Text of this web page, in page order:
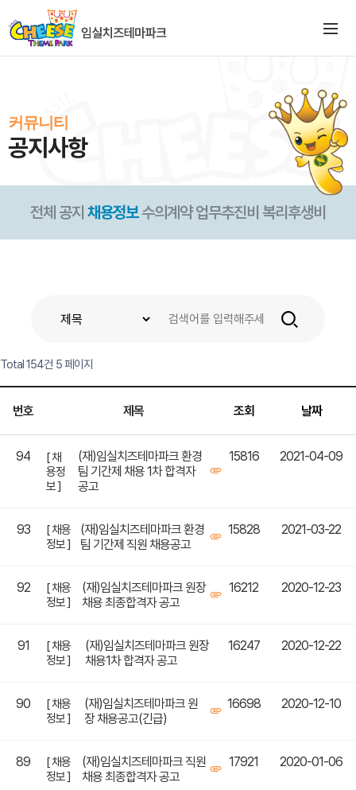
커뮤니티
공지사항
전체 공지 채용정보 수의계약 업무추진비 복리후생비
Total 154건 5 페이지
번호 제목 조회 날짜
94
[ 채
용정
보 ]
(재)임실치즈테마파크 환경
팀 기간제 채용 1차 합격자
공고
15816 2021-04-09
93
[ 채용
정보 ]
(재)임실치즈테마파크 환경
팀 기간제 직원 채용공고
15828 2021-03-22
92
[ 채용
정보 ]
(재)임실치즈테마파크 원장
채용 최종합격자 공고
16212 2020-12-23
91
[ 채용
정보 ]
(재)임실치즈테마파크 원장
채용1차 합격자 공고
16247 2020-12-22
90
[ 채용
정보 ]
(재)임실치즈테마파크 원
장 채용공고(긴급)
16698 2020-12-10
89
[ 채용
정보 ]
(재)임실치즈테마파크 직원
채용 최종합격자 공고
17921 2020-01-06